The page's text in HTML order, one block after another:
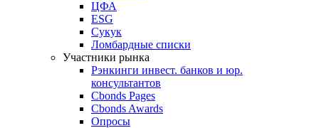
ЦФА
ESG
Сукук
Ломбардные списки
Участники рынка
Рэнкинги инвест. банков и юр.
консультантов
Cbonds Pages
Cbonds Awards
Опросы